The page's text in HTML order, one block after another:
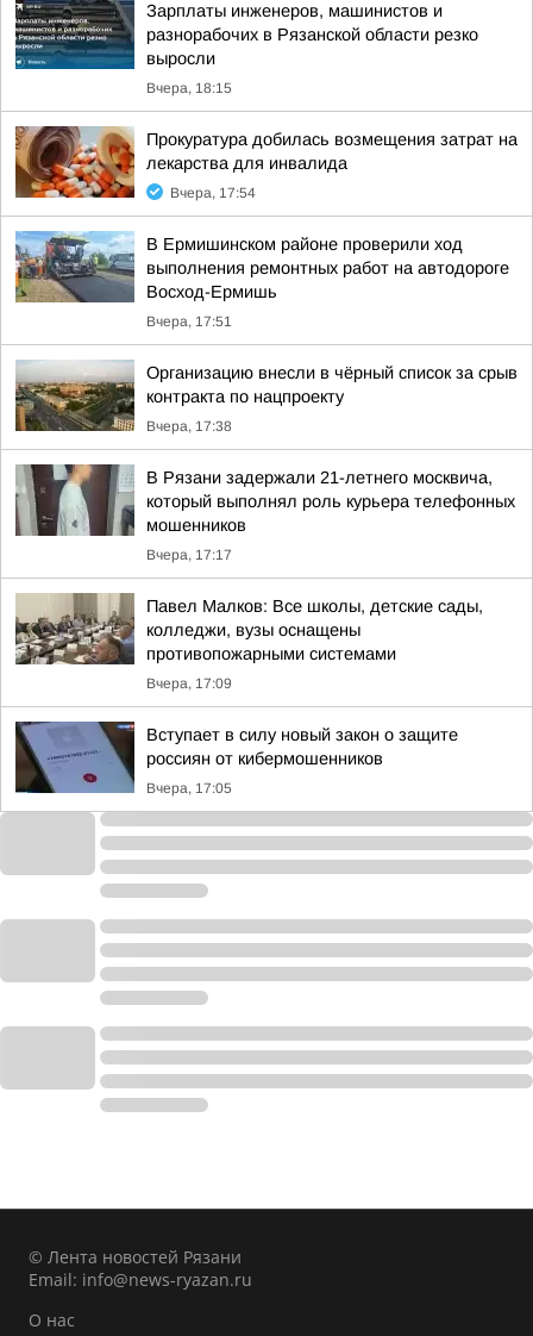
Зарплаты инженеров, машинистов и
разнорабочих в Рязанской области резко
выросли
Вчера, 18:15
Прокуратура добилась возмещения затрат на
лекарства для инвалида
Вчера, 17:54
В Ермишинском районе проверили ход
выполнения ремонтных работ на автодороге
Восход-Ермишь
Вчера, 17:51
Организацию внесли в чёрный список за срыв
контракта по нацпроекту
Вчера, 17:38
В Рязани задержали 21-летнего москвича,
который выполнял роль курьера телефонных
мошенников
Вчера, 17:17
Павел Малков: Все школы, детские сады,
колледжи, вузы оснащены
противопожарными системами
Вчера, 17:09
Вступает в силу новый закон о защите
россиян от кибермошенников
Вчера, 17:05
© Лента новостей Рязани
Email: info@news-ryazan.ru
О нас